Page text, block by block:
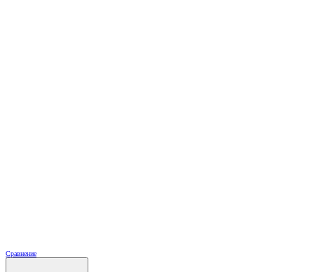
Сравнение